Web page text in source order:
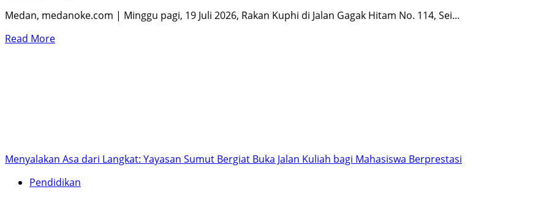
Medan, medanoke.com | Minggu pagi, 19 Juli 2026, Rakan Kuphi di Jalan Gagak Hitam No. 114, Sei...
Read More
Menyalakan Asa dari Langkat: Yayasan Sumut Bergiat Buka Jalan Kuliah bagi Mahasiswa Berprestasi
Pendidikan